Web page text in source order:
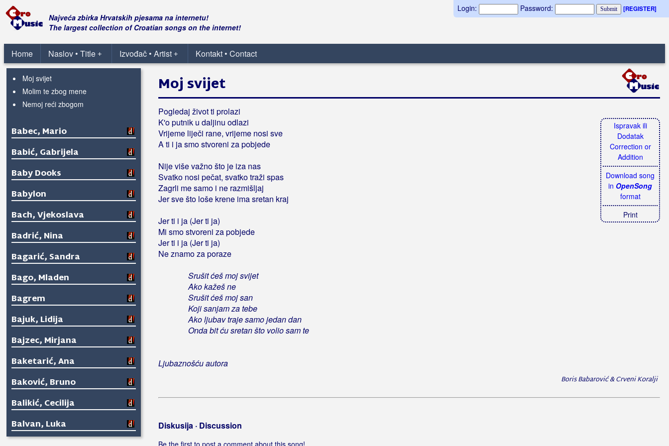
Login: Password: [REGISTER]
Najveća zbirka Hrvatskih pjesama na internetu!
The largest collection of Croatian songs on the internet!
Home +
Naslov • Title +
Izvođač • Artist Kontakt • Contact
Bez tebe
Došlo mojih 5 minuta
Marijeta
Maštanje
Moj svijet
Molim te zbog mene
Nemoj reći zbogom
Babec, Mario
Babić, Gabrijela
Baby Dooks
Babylon
Bach, Vjekoslava
Badrić, Nina
Bagarić, Sandra
Bago, Mladen
Bagrem
Bajuk, Lidija
Bajzec, Mirjana
Baketarić, Ana
Baković, Bruno
Balikić, Cecilija
Balvan, Luka
Ispravak ili
Dodatak
Correction or
Addition
Download song
in OpenSong
format
Print
Moj svijet
Pogledaj život ti prolazi
K'o putnik u daljinu odlazi
Vrijeme liječi rane, vrijeme nosi sve
A ti i ja smo stvoreni za pobjede
Nije više važno što je iza nas
Svatko nosi pečat, svatko traži spas
Zagrli me samo i ne razmišljaj
Jer sve što loše krene ima sretan kraj
Jer ti i ja (Jer ti ja)
Mi smo stvoreni za pobjede
Jer ti i ja (Jer ti ja)
Ne znamo za poraze
Srušit ćeš moj svijet
Ako kažeš ne
Srušit ćeš moj san
Koji sanjam za tebe
Ako ljubav traje samo jedan dan
Onda bit ću sretan što volio sam te
Ljubaznošću autora
Boris Babarović & Crveni Koralji
Diskusija · Discussion
Be the first to post a comment about this song!